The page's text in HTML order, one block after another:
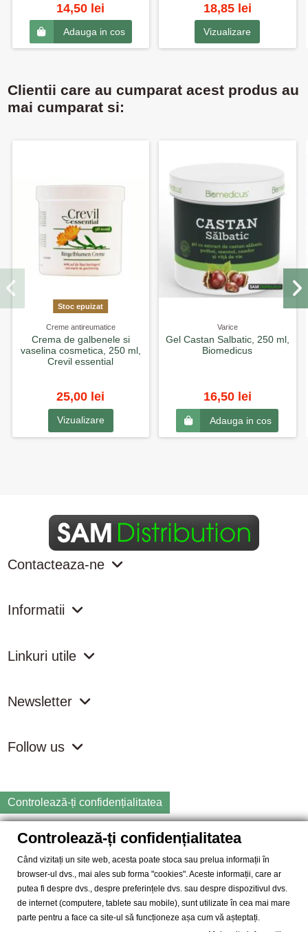
14,50 lei
Adauga in cos
18,85 lei
Vizualizare
Clientii care au cumparat acest produs au
mai cumparat si:
Stoc epuizat
Creme antireumatice
Crema de galbenele si
vaselina cosmetica, 250 ml,
Crevil essential
25,00 lei
Vizualizare
Varice
Gel Castan Salbatic, 250 ml,
Biomedicus
16,50 lei
Adauga in cos
Contacteaza-ne
Informatii
Linkuri utile
Newsletter
Follow us
Controlează-ți confidențialitatea
Copyright
2026 samdistribution.ro - Magazin online cu Produse
Naturiste & BIO
SAM DISTRIBUTION S.R.L.- Cod fiscal: RO14935035, Registrul
Comertului: J40/10004/2002, Adresa: Str. Dimieni, nr. 7, Bucuresti,
sector 5.
Controlează-ți confidențialitatea
Când vizitați un site web, acesta poate stoca sau prelua informații în
browser-ul dvs., mai ales sub forma "cookies". Aceste informații, care ar
putea fi despre dvs., despre preferințele dvs. sau despre dispozitivul dvs.
de internet (computere, tablete sau mobile), sunt utilizate în cea mai mare
parte pentru a face ca site-ul să funcționeze așa cum vă așteptați.